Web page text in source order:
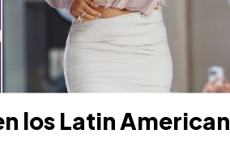
los Latin American